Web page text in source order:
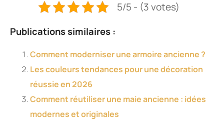
5/5 - (3 votes)
Publications similaires :
Comment moderniser une armoire ancienne ?
Les couleurs tendances pour une décoration
réussie en 2026
Comment réutiliser une maie ancienne : idées
modernes et originales